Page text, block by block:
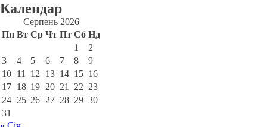
Календар
Серпень 2026
Пн Вт Ср Чт Пт Сб Нд
1
2
3
4 5 6 7 8
9
10 11 12 13 14 15 16
17 18 19 20 21 22 23
24 25 26 27 28 29 30
31